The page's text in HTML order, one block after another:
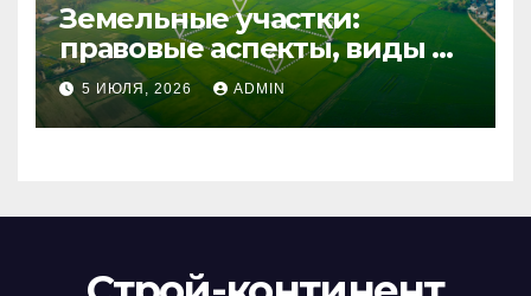
Земельные участки:
правовые аспекты, виды и
возможности
использования
5 ИЮЛЯ, 2026 ADMIN